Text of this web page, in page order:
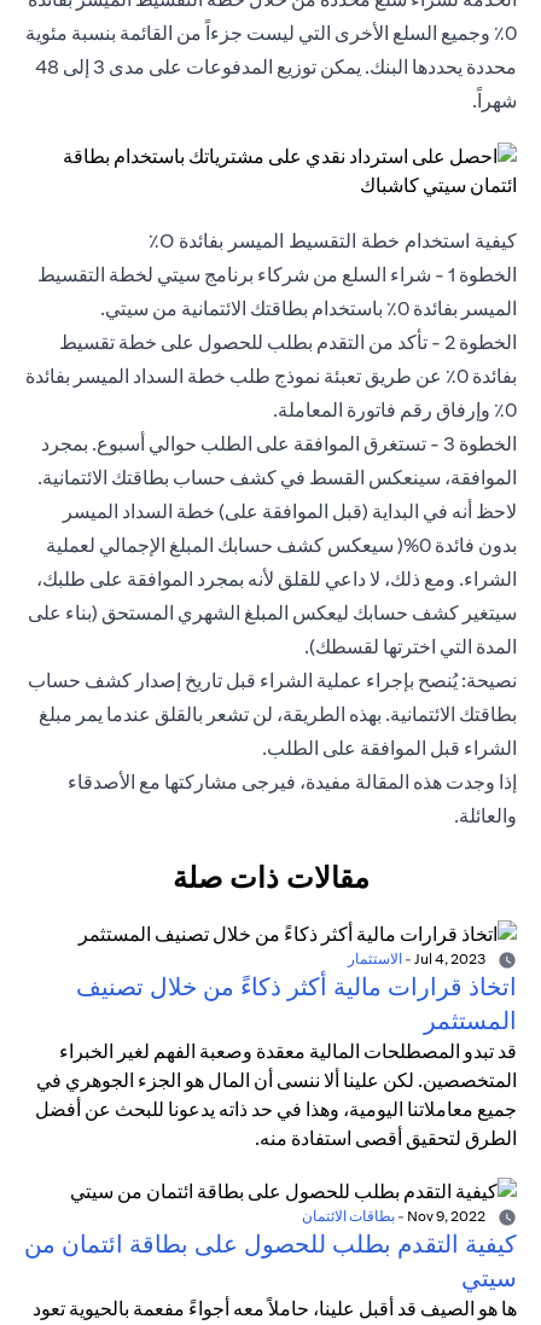
0٪ وجميع السلع الأخرى التي ليست جزءاً من القائمة بنسبة مئوية
محددة يحددها البنك. يمكن توزيع المدفوعات على مدى 3 إلى 48
شهراً.
كيفية استخدام خطة التقسيط الميسر بفائدة 0٪
الخطوة 1 - شراء السلع من شركاء برنامج سيتي لخطة التقسيط
الميسر بفائدة 0٪ باستخدام بطاقتك الائتمانية من سيتي.
الخطوة 2 - تأكد من التقدم بطلب للحصول على خطة
‎تقسيط
بفائدة 0٪
عن طريق تعبئة نموذج طلب خطة السداد الميسر بفائدة
0٪ وإرفاق رقم فاتورة المعاملة.
الخطوة 3 - تستغرق الموافقة على الطلب حوالي أسبوع. بمجرد
الموافقة، سينعكس القسط في كشف حساب بطاقتك الائتمانية.
لاحظ أنه في البداية (قبل الموافقة على) خطة السداد الميسر
بدون فائدة 0%( سيعكس كشف حسابك المبلغ الإجمالي لعملية
الشراء. ومع ذلك، لا داعي للقلق لأنه بمجرد الموافقة على طلبك،
سيتغير كشف حسابك ليعكس المبلغ الشهري المستحق (بناء على
المدة التي اخترتها لقسطك).
نصيحة: يُنصح بإجراء عملية الشراء قبل تاريخ إصدار كشف حساب
بطاقتك الائتمانية. بهذه الطريقة، لن تشعر بالقلق عندما يمر مبلغ
الشراء قبل الموافقة على الطلب.
إذا وجدت هذه المقالة مفيدة، فيرجى مشاركتها مع الأصدقاء
والعائلة.
مقالات ذات صلة
- الاستثمار
اتخاذ قرارات مالية أكثر ذكاءً من خلال تصنيف
المستثمر
قد تبدو المصطلحات المالية معقدة وصعبة الفهم لغير الخبراء
المتخصصين. لكن علينا ألا ننسى أن المال هو الجزء الجوهري في
جميع معاملاتنا اليومية، وهذا في حد ذاته يدعونا للبحث عن أفضل
الطرق لتحقيق أقصى استفادة منه.
- بطاقات الائتمان
كيفية التقدم بطلب للحصول على بطاقة ائتمان من
سيتي
ها هو الصيف قد أقبل علينا، حاملاً معه أجواءً مفعمة بالحيوية تعود